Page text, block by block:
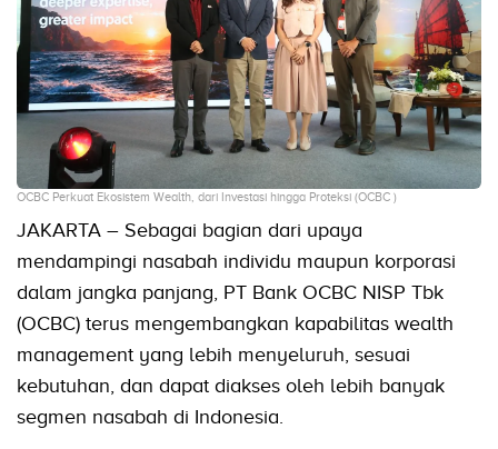
OCBC Perkuat Ekosistem Wealth, dari Investasi hingga Proteksi (OCBC )
JAKARTA – Sebagai bagian dari upaya
mendampingi nasabah individu maupun korporasi
dalam jangka panjang, PT Bank OCBC NISP Tbk
(OCBC) terus mengembangkan kapabilitas wealth
management yang lebih menyeluruh, sesuai
kebutuhan, dan dapat diakses oleh lebih banyak
segmen nasabah di Indonesia.